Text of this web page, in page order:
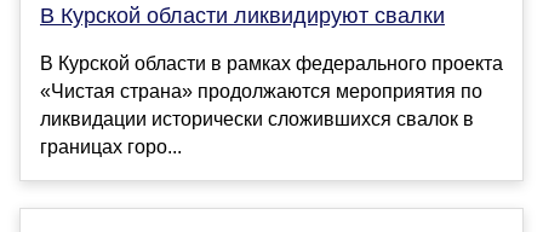
В Курской области ликвидируют свалки
В Курской области в рамках федерального проекта
«Чистая страна» продолжаются мероприятия по
ликвидации исторически сложившихся свалок в
границах горо...